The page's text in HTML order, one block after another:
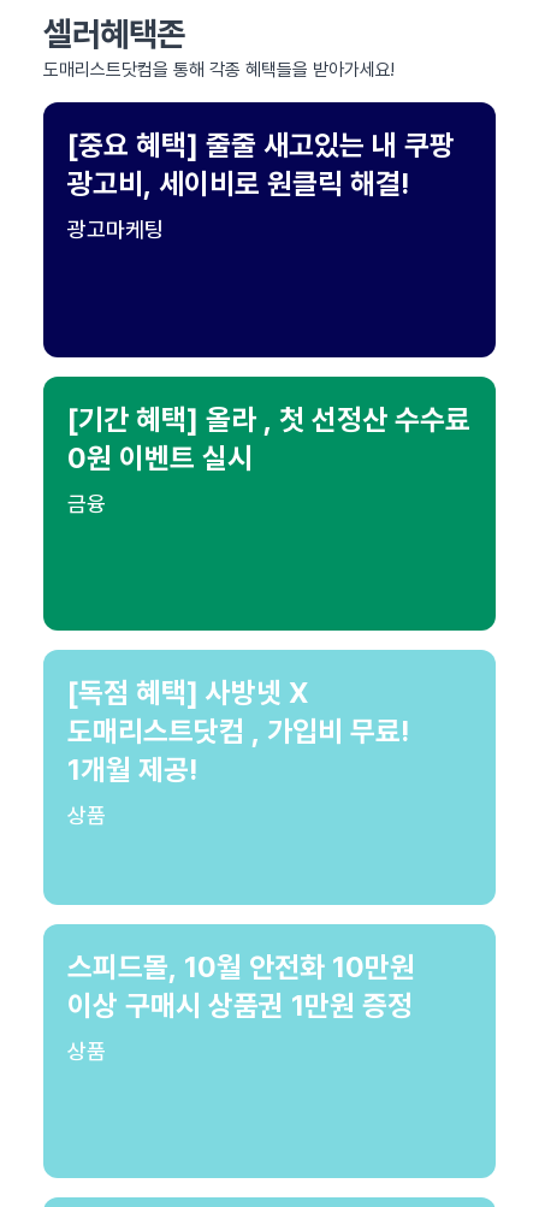
셀러혜택존
도매리스트닷컴을 통해 각종 혜택들을 받아가세요!
[중요 혜택] 줄줄 새고있는 내 쿠팡
광고비, 세이비로 원클릭 해결!
광고마케팅
[기간 혜택] 올라 , 첫 선정산 수수료
0원 이벤트 실시
금융
[독점 혜택] 사방넷 X
도매리스트닷컴 , 가입비 무료!
1개월 제공!
상품
스피드몰, 10월 안전화 10만원
이상 구매시 상품권 1만원 증정
상품